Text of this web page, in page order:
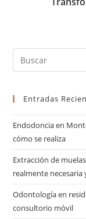
Entradas
Endodoncia en
cómo se realiza
Extracción de
realmente necesaria
Odontología en
consultorio móvil